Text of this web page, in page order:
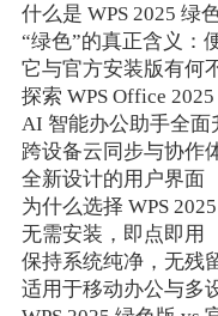
什么是 WPS 2025 绿
“绿色”的真正含义：
它与官方安装版有何
探索 WPS Office
AI 智能办公助手全面
跨设备云同步与协作
全新设计的用户界面
为什么选择 WPS
无需安装，即点即用
保持系统纯净，无残
适用于移动办公与多